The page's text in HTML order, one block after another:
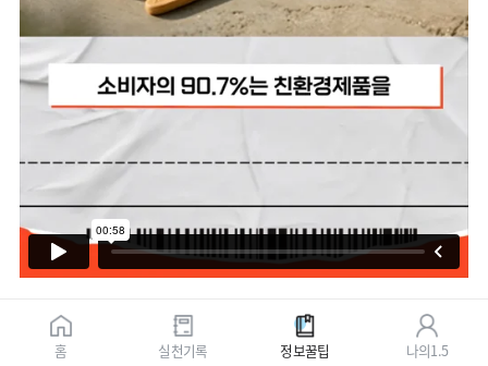
홈 실천기록 정보꿀팁 나의1.5